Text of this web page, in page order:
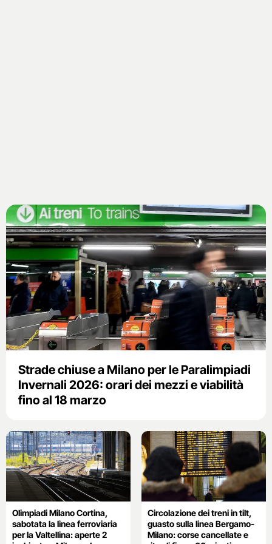
Strade chiuse a Milano per le Paralimpiadi
Invernali 2026: orari dei mezzi e viabilità
fino al 18 marzo
Olimpiadi Milano Cortina,
sabotata la linea ferroviaria
per la Valtellina: aperte 2
Circolazione dei treni in tilt,
guasto sulla linea Bergamo-
Milano: corse cancellate e